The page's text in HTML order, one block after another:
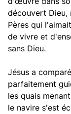
découvert Dieu,
Pères qui
de vivre et
sans Dieu.
Jésus a
parfaitement
les quais
le navire s'est